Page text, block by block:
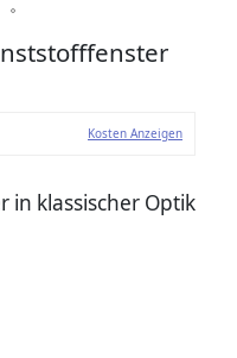
Kosten Anzeigen
in klassischer Optik